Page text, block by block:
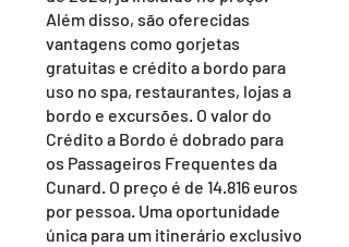
Além disso, são oferecidas
vantagens como gorjetas
gratuitas e crédito a bordo para
uso no spa, restaurantes, lojas a
bordo e excursões. O valor do
Crédito a Bordo é dobrado para
os Passageiros Frequentes da
Cunard. O preço é de 14.816 euros
por pessoa. Uma oportunidade
única para um itinerário exclusivo